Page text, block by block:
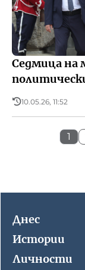
Седмица на
10.05.26, 11:52
1
Днес
Истории
Личности